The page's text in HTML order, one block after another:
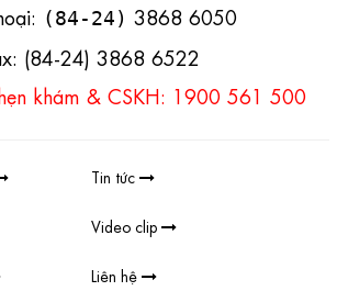
(84-24) 3868 6050
(84-24) 3868 6522
khám & CSKH: 1900 561 500
Tin tức
Video clip
Liên hệ